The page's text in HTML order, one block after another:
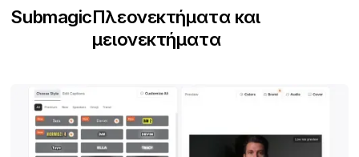
SubmagicΠλεονεκτήματα και
μειονεκτήματα